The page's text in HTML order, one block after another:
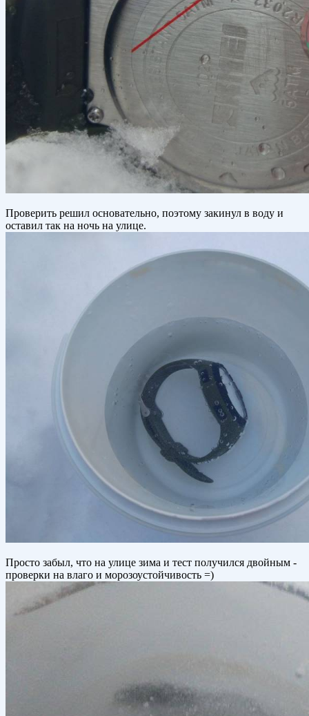
Проверить решил основательно, поэтому закинул в воду и
оставил так на ночь на улице.
Просто забыл, что на улице зима и тест получился двойным -
проверки на влаго и морозоустойчивость =)